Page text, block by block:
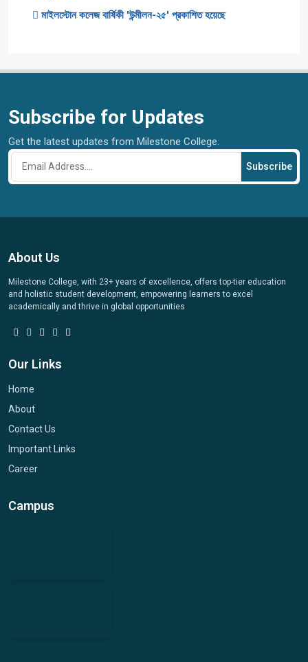
মাইলস্টোন কলেজ বার্ষিকী 'উন্মীলন-২৫' প্রকাশিত হয়েছে
Subscribe for Updates
Get the latest updates from Milestone College.
Subscribe
About Us
Milestone College, with 23+ years of excellence, offers top-tier education
and holistic student development, empowering learners to excel
academically and thrive in global opportunities
Our Links
Home
About
Contact Us
Important Links
Career
Campus